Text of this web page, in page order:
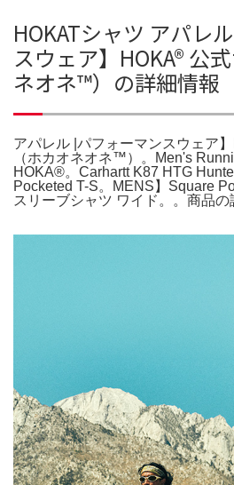
HOKATシャツ アパレ
スウェア】HOKA® 公
ネオネ™）の詳細情報
アパレル |パフォーマンスウェア
（ホカオネオネ™）。Men's
HOKA®。Carhartt K87 HTG
Pocketed T-S。MENS】Square
スリーブシャツ ワイド。。商品